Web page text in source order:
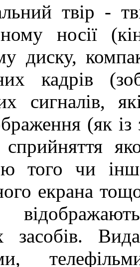
твір -
носії
диску,
кадрів
сигналів,
(як
сприйняття
того чи
екрана
засобів.